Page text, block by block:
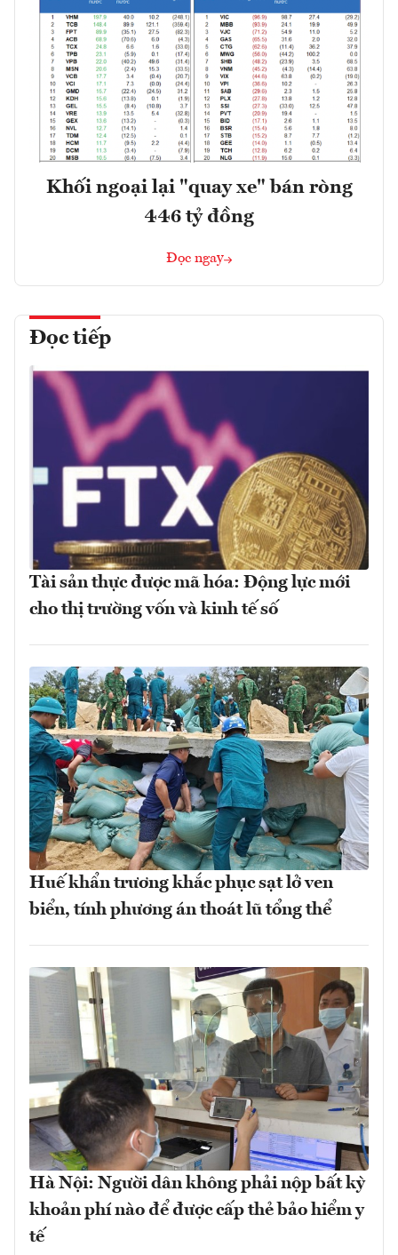
Khối ngoại lại "quay xe" bán ròng
446 tỷ đồng
Đọc ngay
Đọc tiếp
Tài sản thực được mã hóa: Động lực mới
cho thị trường vốn và kinh tế số
Huế khẩn trương khắc phục sạt lở ven
biển, tính phương án thoát lũ tổng thể
Hà Nội: Người dân không phải nộp bất kỳ
khoản phí nào để được cấp thẻ bảo hiểm y
tế